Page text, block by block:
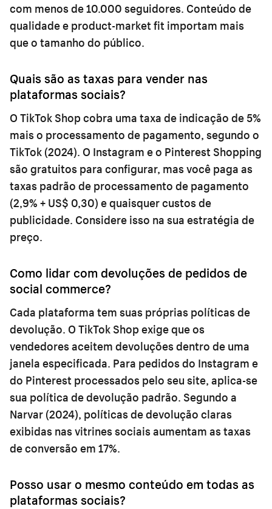
com menos de 10.000 seguidores. Conteúdo de
qualidade e product-market fit importam mais
que o tamanho do público.
Quais são as taxas para vender nas
plataformas sociais?
O TikTok Shop cobra uma taxa de indicação de 5%
mais o processamento de pagamento, segundo o
TikTok (2024). O Instagram e o Pinterest Shopping
são gratuitos para configurar, mas você paga as
taxas padrão de processamento de pagamento
(2,9% + US$ 0,30) e quaisquer custos de
publicidade. Considere isso na sua estratégia de
preço.
Como lidar com devoluções de pedidos de
social commerce?
Cada plataforma tem suas próprias políticas de
devolução. O TikTok Shop exige que os
vendedores aceitem devoluções dentro de uma
janela especificada. Para pedidos do Instagram e
do Pinterest processados pelo seu site, aplica-se
sua política de devolução padrão. Segundo a
Narvar (2024), políticas de devolução claras
exibidas nas vitrines sociais aumentam as taxas
de conversão em 17%.
Posso usar o mesmo conteúdo em todas as
plataformas sociais?